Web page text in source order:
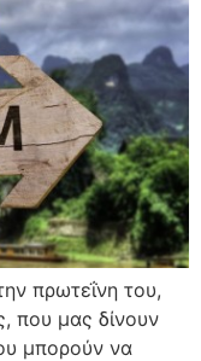
πρωτεΐνη του,
που μας δίνουν
μπορούν να